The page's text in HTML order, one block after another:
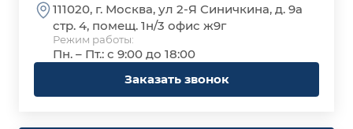
111020, г. Москва, ул 2-Я Синичкина, д. 9а
стр. 4, помещ. 1н/3 офис ж9г
Режим работы:
Пн. – Пт.: с 9:00 до 18:00
Заказать звонок